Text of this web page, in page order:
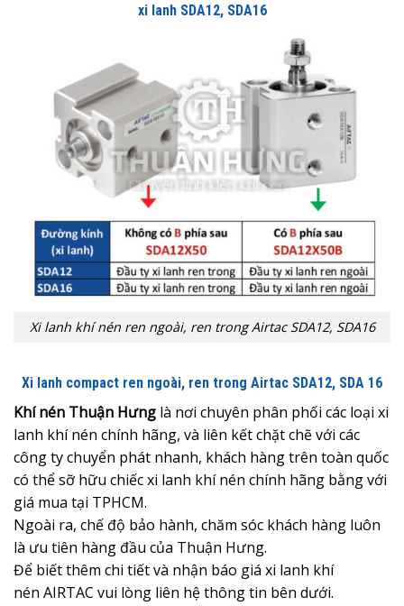
xi lanh SDA12, SDA16
Xi lanh khí nén ren ngoài, ren trong Airtac SDA12, SDA16
Xi lanh compact ren ngoài, ren trong Airtac SDA12, SDA 16
Khí nén Thuận Hưng là nơi chuyên phân phối các loại xi
lanh khí nén chính hãng, và liên kết chặt chẽ với các
công ty chuyển phát nhanh, khách hàng trên toàn quốc
có thể sỡ hữu chiếc xi lanh khí nén chính hãng bằng với
giá mua tại TPHCM.
Ngoài ra, chế độ bảo hành, chăm sóc khách hàng luôn
là ưu tiên hàng đầu của Thuận Hưng.
Để biết thêm chi tiết và nhận báo giá xi lanh khí
nén AIRTAC vui lòng liên hệ thông tin bên dưới.